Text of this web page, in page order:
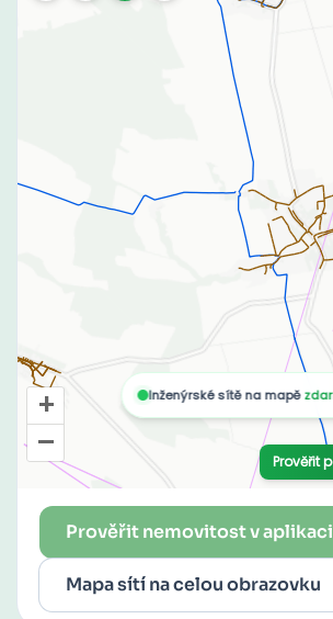
Prověřit nemovitost v aplikaci
Mapa sítí na celou obrazovku